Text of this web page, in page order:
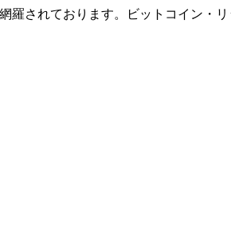
羅されております。ビットコイン・